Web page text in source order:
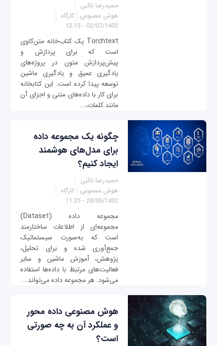
حمیدرضا تائبی
هوش مصنوعی کارگاه
02/07/1402 - 12:15
Torchtext یک کتاب‌خانه متن‌کاوی
است که برای پردازش و
پیش‌پردازش متون در پروژه‌های
یادگیری عمیق و یادگیری ماشین
توسعه پیدا کرده است. این کتابخانه
برای کار با داده‌های متنی و اجزای آن
مانند کلمات،...
چگونه یک مجموعه داده‌
برای مدل‌های هوشمند
ایجاد کنیم؟
حمیدرضا تائبی
هوش مصنوعی کارگاه
28/06/1402 - 11:35
مجموعه داده‌ (Dataset)
مجموعه‌ای از اطلاعات ساختارمند
است که به‌صورت سیستماتیک
جمع‌آوری شده و برای تحلیل،
پژوهش، آموزش ماشین و سایر
فعالیت‌های مرتبط با داده‌ها استفاده
می‌شود. هر مجموعه داده می‌تواند...
هوش مصنوعی داده محور
و عملکرد آن به چه صورتی
است؟